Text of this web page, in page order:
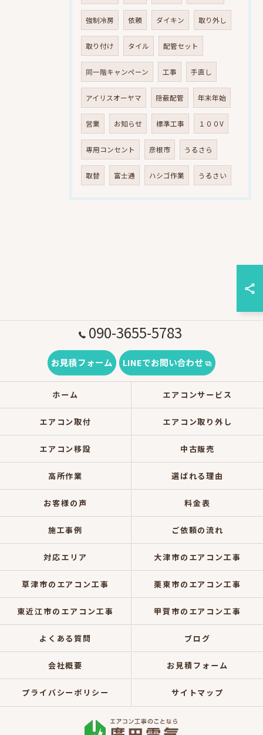
強制冷房 依頼 ダイキン 取り外し
取り付け タイル 配管セット
同一階キャンペーン 工事 手直し
アイリスオーヤマ 隠蔽配管 年末年始
営業 お知らせ 標準工事 １００V
専用コンセント 彦根市 うるさら
取替 富士通 ハシゴ作業 うるさい
090-3655-5783
お見積フォーム LINEでお問い合わせ
ホーム エアコンサービス
エアコン取付 エアコン取り外し
エアコン移設 中古販売
高所作業 選ばれる理由
お客様の声 料金表
施工事例 ご依頼の流れ
対応エリア 大津市のエアコン工事
草津市のエアコン工事 栗東市のエアコン工事
東近江市のエアコン工事 甲賀市のエアコン工事
よくある質問 ブログ
会社概要 お見積フォーム
プライバシーポリシー サイトマップ